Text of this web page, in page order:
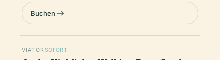
Buchen
VIATOR SOFORT